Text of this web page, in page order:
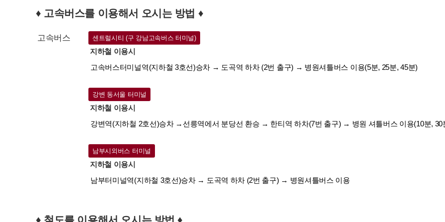
♦ 고속버스를 이용해서 오시는 방법 ♦
고속버스 센트럴시티 (구 강남고속버스 터미널)
지하철 이용시
고속버스터미널역(지하철 3호선)승차 → 도곡역 하차 (2번 출구) → 병원셔틀버스 이용(5분, 25분, 45분)
강변 동서울 터미널
지하철 이용시
강변역(지하철 2호선)승차 →선릉역에서 분당선 환승 → 한티역 하차(7번 출구) → 병원 셔틀버스 이용(10분, 30
남부시외버스 터미널
지하철 이용시
남부터미널역(지하철 3호선)승차 → 도곡역 하차 (2번 출구) → 병원셔틀버스 이용